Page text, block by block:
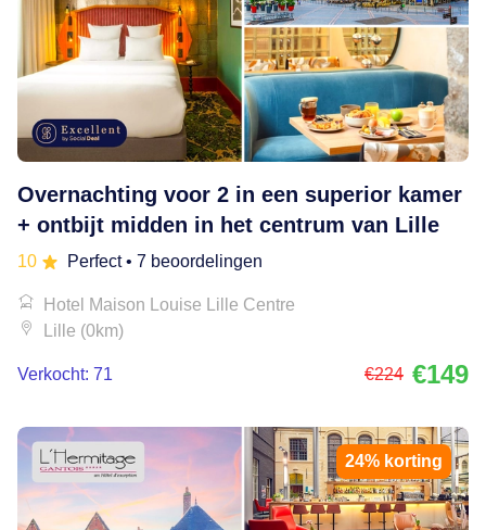
Overnachting voor 2 in een superior kamer
+ ontbijt midden in het centrum van Lille
10 Perfect• 7 beoordelingen
Hotel Maison Louise Lille Centre
Lille (0km)
Verkocht: 71 €224 €149
24% korting